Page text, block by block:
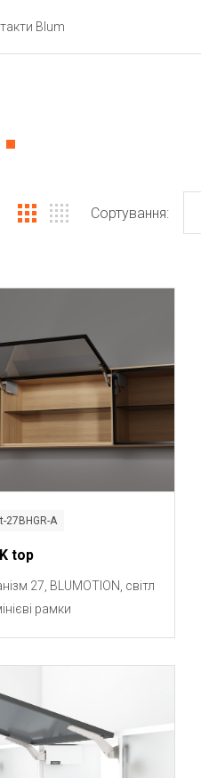
Blum
Сортування:
27BHGR-A
top
27, BLUMOTION, світл
рамки